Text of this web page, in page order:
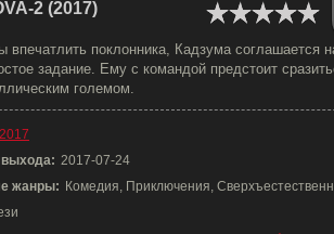
2 (2017)
впечатлить поклонника, Кадзума соглашается
задание. Ему с командой предстоит
големом.
2017
2017-07-24
жанры: Комедия, Приключения,